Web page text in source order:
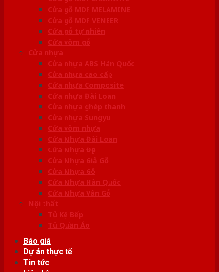
Cửa gỗ MDF MELAMINE
Cửa gỗ MDF VENEER
Cửa gỗ tự nhiên
Cửa vòm gỗ
Cửa nhựa
Cửa nhựa ABS Hàn Quốc
Cửa nhựa cao cấp
Cửa nhựa Composite
Cửa nhựa Đài Loan
Cửa nhựa ghép thanh
Cửa nhựa Sungyu
Cửa vòm nhựa
Cửa Nhựa Đài Loan
Cửa Nhựa Đẹp
Cửa Nhựa Giả Gỗ
Cửa Nhựa Gỗ
Cửa Nhựa Hàn Quốc
Cửa Nhựa Vân Gỗ
Nội thất
Tủ Kệ Bếp
Tủ Quần Áo
Báo giá
Dự án thực tế
Tin tức